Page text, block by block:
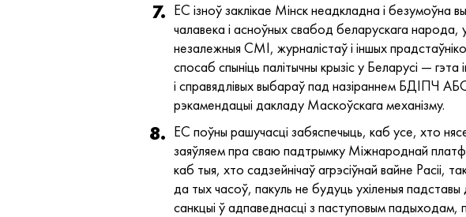
ЕС ізноў заклікае Мінск неадкладна і безумоўна
чалавека і асноўных свабод беларускага
незалежныя СМІ, журналістаў і іншых
спосаб спыніць палітычны крызіс у Беларусі —
і справядлівых выбараў пад назіраннем БДІПЧ
рэкамендацыі дакладу Маскоўскага механізму.
ЕС поўны рашучасці забяспечыць, каб усе, хто
заяўляем пра сваю падтрымку Міжнароднай
каб тыя, хто садзейнічаў агрэсіўнай вайне Расіі,
да тых часоў, пакуль не будуць ухіленыя
санкцыі ў адпаведнасці з паступовым